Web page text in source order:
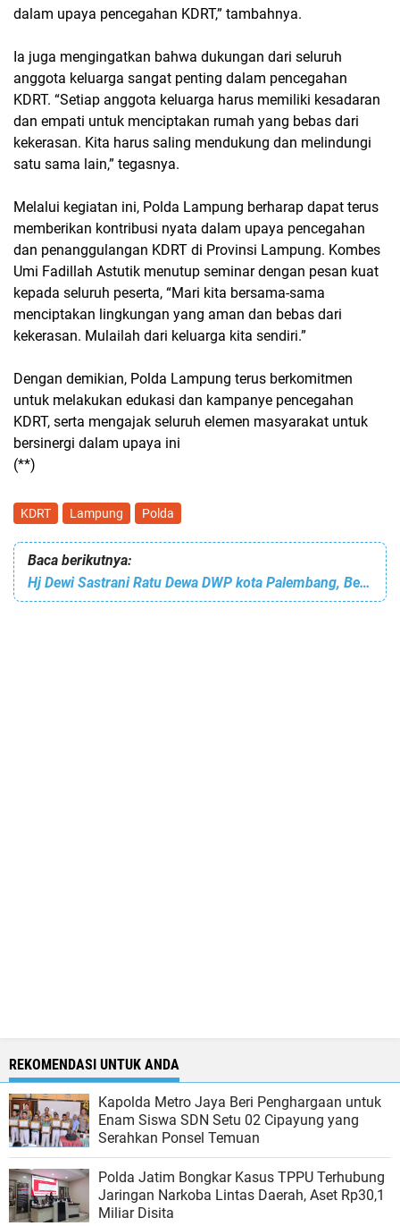
dalam upaya pencegahan KDRT,” tambahnya.
Ia juga mengingatkan bahwa dukungan dari seluruh
anggota keluarga sangat penting dalam pencegahan
KDRT. “Setiap anggota keluarga harus memiliki kesadaran
dan empati untuk menciptakan rumah yang bebas dari
kekerasan. Kita harus saling mendukung dan melindungi
satu sama lain,” tegasnya.
Melalui kegiatan ini, Polda Lampung berharap dapat terus
memberikan kontribusi nyata dalam upaya pencegahan
dan penanggulangan KDRT di Provinsi Lampung. Kombes
Umi Fadillah Astutik menutup seminar dengan pesan kuat
kepada seluruh peserta, “Mari kita bersama-sama
menciptakan lingkungan yang aman dan bebas dari
kekerasan. Mulailah dari keluarga kita sendiri.”
Dengan demikian, Polda Lampung terus berkomitmen
untuk melakukan edukasi dan kampanye pencegahan
KDRT, serta mengajak seluruh elemen masyarakat untuk
bersinergi dalam upaya ini
(**)
KDRT Lampung Polda
Baca berikutnya:
Hj Dewi Sastrani Ratu Dewa DWP kota Palembang, Berbagi Kebahagiaan Dengan Anak Yatim dan kaum Dhuafa Di Masjid Diniyah Kel: Karang Ayar
REKOMENDASI UNTUK ANDA
Kapolda Metro Jaya Beri Penghargaan untuk
Enam Siswa SDN Setu 02 Cipayung yang
Serahkan Ponsel Temuan
Polda Jatim Bongkar Kasus TPPU Terhubung
Jaringan Narkoba Lintas Daerah, Aset Rp30,1
Miliar Disita